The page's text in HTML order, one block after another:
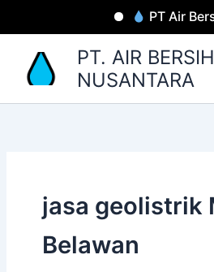
PT Air
PT. AIR BERSIH
NUSANTARA
jasa geolistrik
Belawan